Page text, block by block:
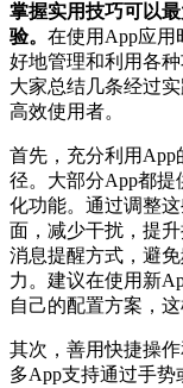
掌握实用技巧可以
验。 在使用App应用
好地管理和利用各
大家总结几条经过
高效使用者。
首先，充分利用App
径。大部分App都提
化功能。通过调整
面，减少干扰，提
消息提醒方式，避
力。建议在使用新
自己的配置方案，
其次，善用快捷操
多App支持通过手